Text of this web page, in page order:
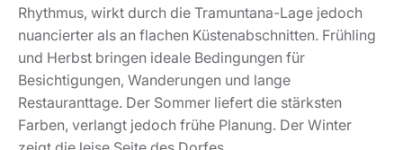
Deià Mallorca Karte: Lage,
Distanzen und Umfeld
Auf der Karte wirkt Deià Mallorca nah an allem. In der
Praxis bestimmt die Ma-10 das Tempo. Palma liegt je
nach Verkehr rund 40 bis 50 Minuten entfernt, Sóller